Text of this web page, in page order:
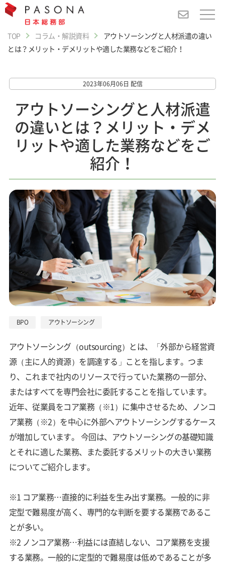
TOP コラム・解説資料
アウトソーシングと人材派遣の違い
とは？メリット・デメリットや適した業務などをご紹介！
2023年06月06日 配信
アウトソーシングと人材派遣
の違いとは？メリット・デメ
リットや適した業務などをご
紹介！
BPO アウトソーシング
アウトソーシング（outsourcing）とは、「外部から経営資
源（主に人的資源）を調達する」ことを指します。つま
り、これまで社内のリソースで行っていた業務の一部分、
またはすべてを専門会社に委託することを指しています。
近年、従業員をコア業務（※1）に集中させるため、ノンコ
ア業務（※2）を中心に外部へアウトソーシングするケース
が増加しています。 今回は、アウトソーシングの基礎知識
とそれに適した業務、また委託するメリットの大きい業務
についてご紹介します。
※1 コア業務…直接的に利益を生み出す業務。一般的に非
定型で難易度が高く、専門的な判断を要する業務であるこ
とが多い。
※2 ノンコア業務…利益には直結しない、コア業務を支援
する業務。一般的に定型的で難易度は低めであることが多